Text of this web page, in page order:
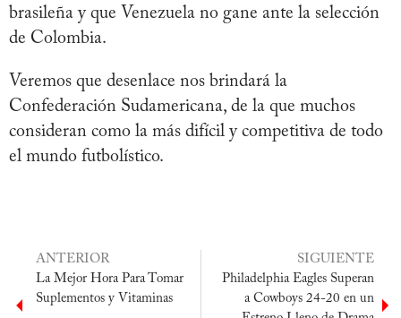
brasileña y que Venezuela no gane ante la selección
de Colombia.
Veremos que desenlace nos brindará la
Confederación Sudamericana, de la que muchos
consideran como la más difícil y competitiva de todo
el mundo futbolístico.
ANTERIOR
La Mejor Hora Para Tomar
Suplementos y Vitaminas
SIGUIENTE
Philadelphia Eagles Superan
a Cowboys 24-20 en un